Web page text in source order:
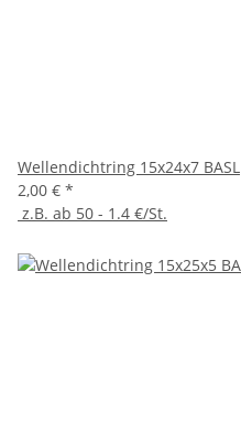
Wellendichtring 15x24x7 BASL
2,00 € *
z.B. ab 50 - 1.4 €/St.